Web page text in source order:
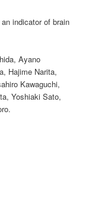
indicator of brain
Ayano
Hajime Narita,
Kawaguchi,
Yoshiaki Sato,